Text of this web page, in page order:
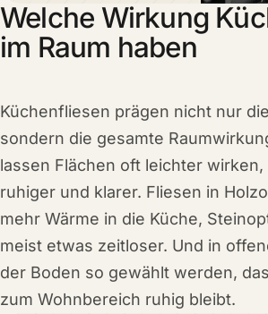
Welche Wirkung
im Raum haben
Küchenfliesen prägen nicht nur
sondern die gesamte
lassen Flächen oft leichter
ruhiger und klarer. Fliesen in
mehr Wärme in die Küche,
meist etwas zeitloser. Und in
der Boden so gewählt werden,
zum Wohnbereich ruhig bleibt.